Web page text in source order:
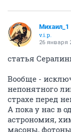
Михаил_1
v.i.p.
26 января
статья
Вообще -
непонятного
страхе перед
А пока у нас в
астрономия,
масоны,